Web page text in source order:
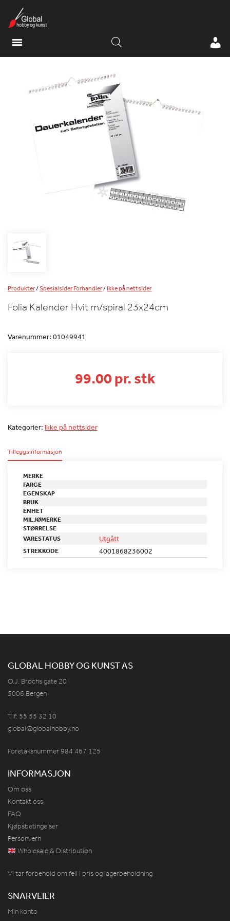
Produkter/Spesialsider Forhandler/Ikke på nettsider
Folia Kalender Hvit m/spiral 23x24cm
Varenummer: 01049941
99.00 pr. stk
Kategorier: Ikke på nettsider
Tilleggsinformasjon
MERKE
FARGE
EGENSKAP
BRUK
ENHET
MILJØMERKE
STØRRELSE
VARESTATUS
Utgått
STREKKODE 4001868236002
GLOBAL HOBBY OG KUNST AS
O.J. Brochs gate 20
5006 Bergen
Tlf: 55 55 32 10
global@globalhobby.no
Foretaksnummer 984 467 125
INFORMASJON
Om oss
Kontakt oss
FAQ
Kjøpsbetingelser
Personvern
Wholesale & Distribution
Vi tar forbehold om feil i pris og lagerbeholdning
SNARVEIER
Min konto